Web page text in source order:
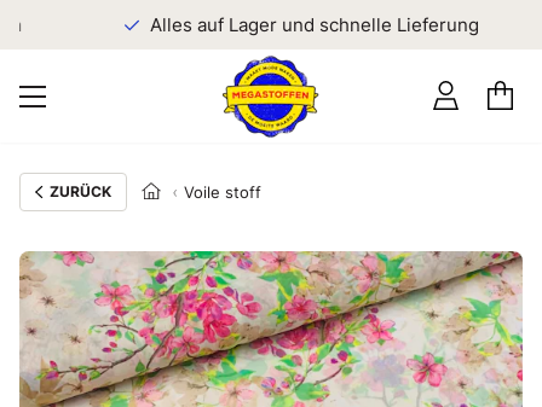
Alles auf Lager und schnelle Lieferung
ZURÜCK Voile stoff